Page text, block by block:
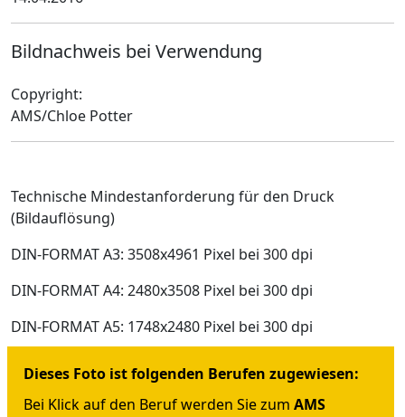
Bildnachweis bei Verwendung
Copyright:
AMS/Chloe Potter
Technische Mindestanforderung für den Druck
(Bildauflösung)
DIN-FORMAT A3: 3508x4961 Pixel bei 300 dpi
DIN-FORMAT A4: 2480x3508 Pixel bei 300 dpi
DIN-FORMAT A5: 1748x2480 Pixel bei 300 dpi
Dieses Foto ist folgenden Berufen zugewiesen:
Bei Klick auf den Beruf werden Sie zum AMS